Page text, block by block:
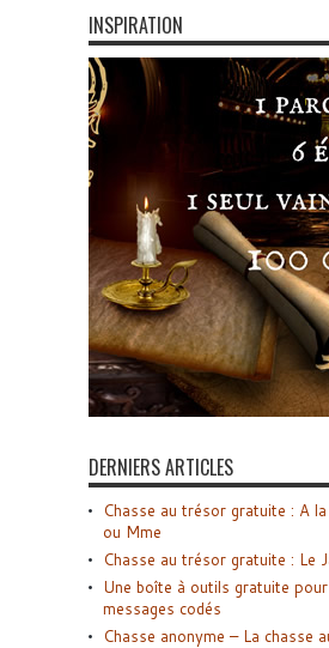
INSPIRATION
DERNIERS ARTICLES
Chasse au trésor gratuite : A
ou Mme
Chasse au trésor gratuite : Le
Une boîte à outils gratuite
messages codés
Chasse anonyme – La chasse